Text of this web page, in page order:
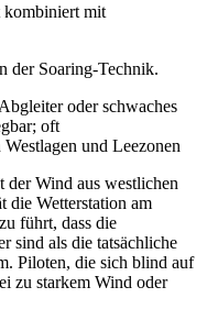
kombiniert mit
der Soaring-Technik.
oder schwaches
oft
und Leezonen
der Wind aus westlichen
die Wetterstation am
führt, dass die
sind als die tatsächliche
Piloten, die sich blind auf
zu starkem Wind oder